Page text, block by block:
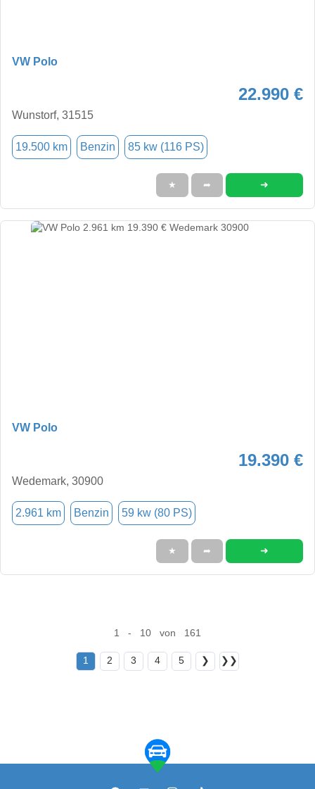
VW Polo
22.990 €
Wunstorf, 31515
19.500 km Benzin 85 kw (116 PS)
★ ➦ ➜
VW Polo
19.390 €
Wedemark, 30900
2.961 km Benzin 59 kw (80 PS)
★ ➦ ➜
1 - 10 von 161
1 2 3 4 5 ❯ ❯❯